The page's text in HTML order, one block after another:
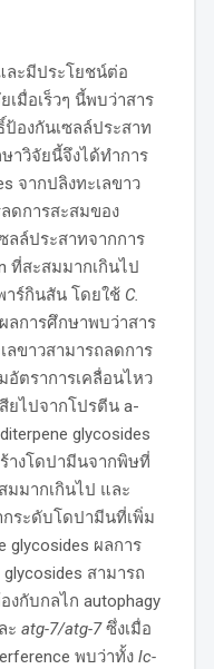
ละมีประโยชน์ต่อ
มื่อเร็วๆ นี้พบว่าสาร
องกันเซลล์ประสาท
าวิจัยนี้จึงได้ทำการ
จากปลิงทะเลขาว
ดการสะสมของ
ลล์ประสาทจากการ
ที่สะสมมากเกินไป
าร์กินสัน โดยใช้ C.
การศึกษาพบว่าสาร
ลขาวสามารถลดการ
อัตราการเคลื่อนไหว
ยไปจากโปรตีน a-
glycosides
างโดปามีนจากพิษที่
มมากเกินไป และ
ระดับโดปามีนที่เพิ่ม
glycosides ผลการ
สามารถ
งกับกลไก autophagy
ะ atg-7/atg-7ซึ่งเมื่อ
พบว่าทั้งlc-